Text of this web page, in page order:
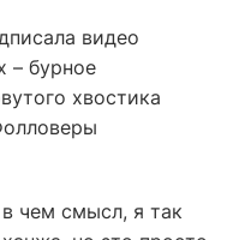
видео
– бурное
хвостика
чем смысл, я так